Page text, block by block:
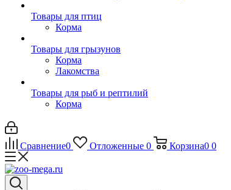
Товары для птиц
Корма
Товары для грызунов
Корма
Лакомства
Товары для рыб и рептилий
Корма
Сравнение0 Отложенные 0 Корзина0 0